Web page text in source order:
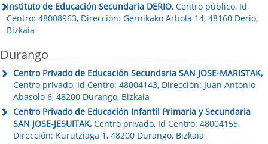
Instituto de Educación Secundaria DERIO, Centro público, Id
Centro: 48008963, Dirección: Gernikako Arbola 14, 48160 Derio,
Bizkaia
Durango
Centro Privado de Educación Secundaria SAN JOSE-MARISTAK,
Centro privado, Id Centro: 48004143, Dirección: Juan Antonio
Abasolo 6, 48200 Durango, Bizkaia
Centro Privado de Educación Infantil Primaria y Secundaria
SAN JOSE-JESUITAK, Centro privado, Id Centro: 48004155,
Dirección: Kurutziaga 1, 48200 Durango, Bizkaia